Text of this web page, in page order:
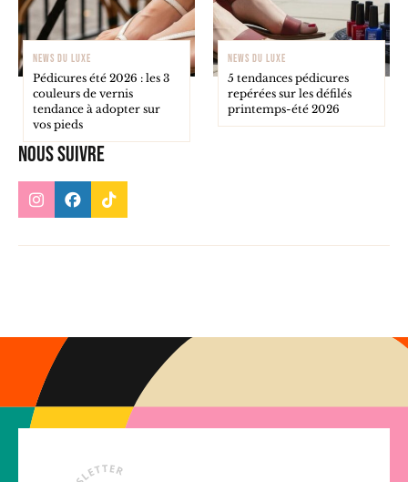
Nous suivre
NEWS DU LUXE
Pédicures été 2026 : les 3
couleurs de vernis
tendance à adopter sur
vos pieds
NEWS DU LUXE
5 tendances pédicures
repérées sur les défilés
printemps-été 2026